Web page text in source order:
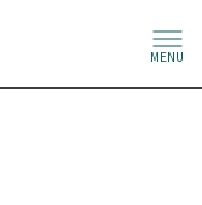
MENU